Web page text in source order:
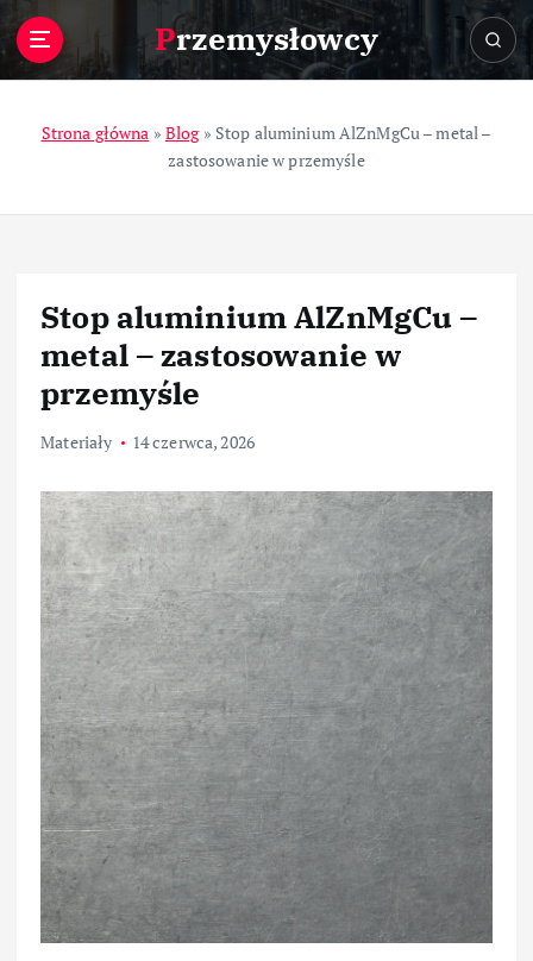
Przemysłowcy
Strona główna » Blog» Stop aluminium AlZnMgCu – metal –
zastosowanie w przemyśle
Stop aluminium AlZnMgCu –
metal – zastosowanie w
przemyśle
Materiały 14 czerwca, 2026